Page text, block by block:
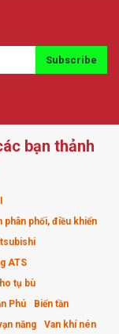
Subscribe
bạn thảnh
phân phối, điều khiển
ATS
tụ bù
Phú
Biến tần
năng Van khí nén